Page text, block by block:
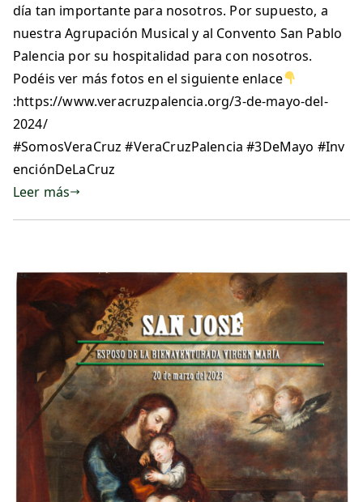
día tan importante para nosotros. Por supuesto, a
nuestra Agrupación Musical y al Convento San Pablo
Palencia por su hospitalidad para con nosotros.
Podéis ver más fotos en el siguiente enlace
:https://www.veracruzpalencia.org/3-de-mayo-del-
2024/
#SomosVeraCruz #VeraCruzPalencia #3DeMayo #Inv
enciónDeLaCruz
Leer más